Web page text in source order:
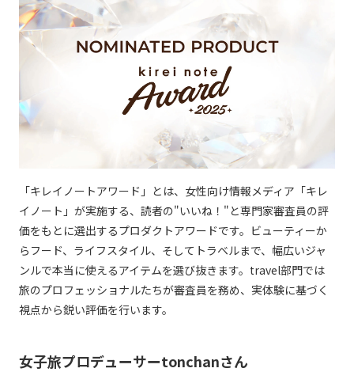
「キレイノートアワード」とは、女性向け情報メディア「キレ
イノート」が実施する、読者の"いいね！"と専門家審査員の評
価をもとに選出するプロダクトアワードです。ビューティーか
らフード、ライフスタイル、そしてトラベルまで、幅広いジャ
ンルで本当に使えるアイテムを選び抜きます。travel部門では
旅のプロフェッショナルたちが審査員を務め、実体験に基づく
視点から鋭い評価を行います。
女子旅プロデューサーtonchanさん